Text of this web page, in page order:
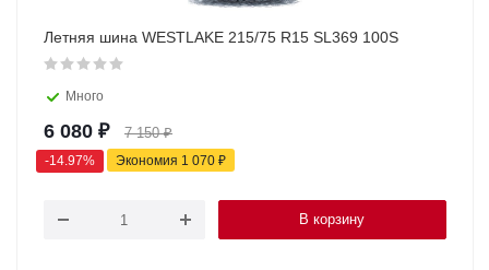
Летняя шина WESTLAKE 215/75 R15 SL369 100S
Много
6 080 ₽ 7 150₽
-14.97% Экономия 1 070 ₽
В корзину